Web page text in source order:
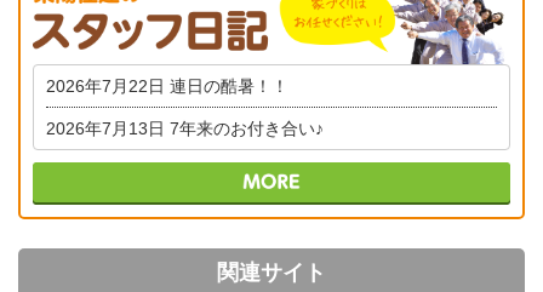
2026年7月22日 連日の酷暑！！
2026年7月13日 7年来のお付き合い♪
関連サイト